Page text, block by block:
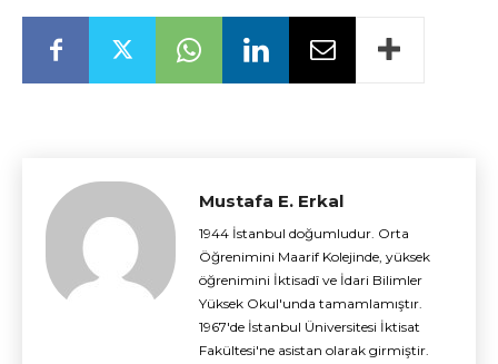
Mustafa E. Erkal
1944 İstanbul doğumludur. Orta
Öğrenimini Maarif Kolejinde, yüksek
öğrenimini İktisadî ve İdari Bilimler
Yüksek Okul'unda tamamlamıştır.
1967'de İstanbul Üniversitesi İktisat
Fakültesi'ne asistan olarak girmiştir.